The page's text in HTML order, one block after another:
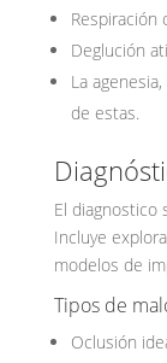
Respiración
Deglución
La
de estas.
El diagnostico
Incluye
modelos de
Tipos de
Oclusión